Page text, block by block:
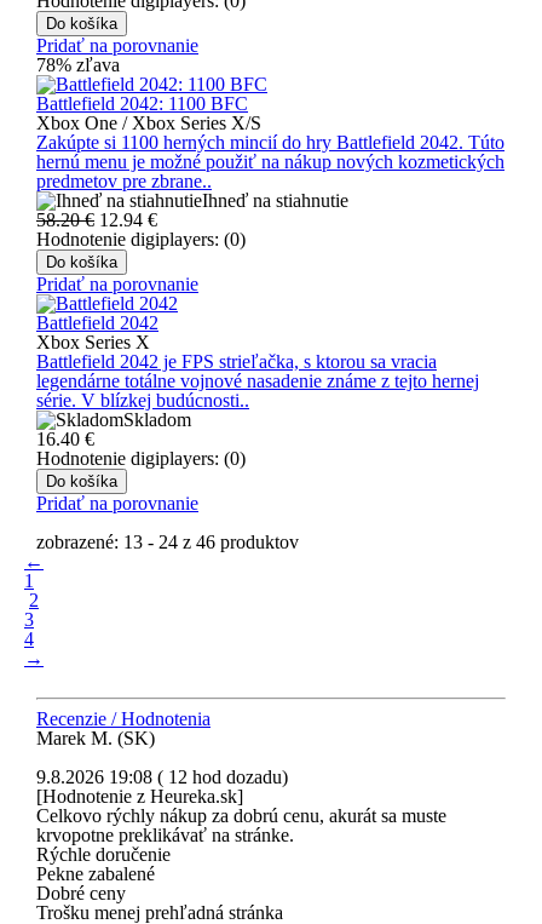
Do košíka
Pridať na porovnanie
78% zľava
Battlefield 2042: 1100 BFC
Xbox One / Xbox Series X/S
Zakúpte si 1100 herných mincií do hry Battlefield 2042. Túto
hernú menu je možné použiť na nákup nových kozmetických
predmetov pre zbrane..
Ihneď na stiahnutie
58.20 € 12.94 €
Hodnotenie digiplayers: (0)
Do košíka
Pridať na porovnanie
Battlefield 2042
Xbox Series X
Battlefield 2042 je FPS strieľačka, s ktorou sa vracia
legendárne totálne vojnové nasadenie známe z tejto hernej
série. V blízkej budúcnosti..
Skladom
16.40 €
Hodnotenie digiplayers: (0)
Do košíka
Pridať na porovnanie
zobrazené: 13 - 24 z 46 produktov
←
1
2
3
4
→
Recenzie / Hodnotenia
Marek M. (SK)
9.8.2026 19:08 ( 12 hod dozadu)
[Hodnotenie z Heureka.sk]
Celkovo rýchly nákup za dobrú cenu, akurát sa muste
krvopotne preklikávať na stránke.
Rýchle doručenie
Pekne zabalené
Dobré ceny
Trošku menej prehľadná stránka